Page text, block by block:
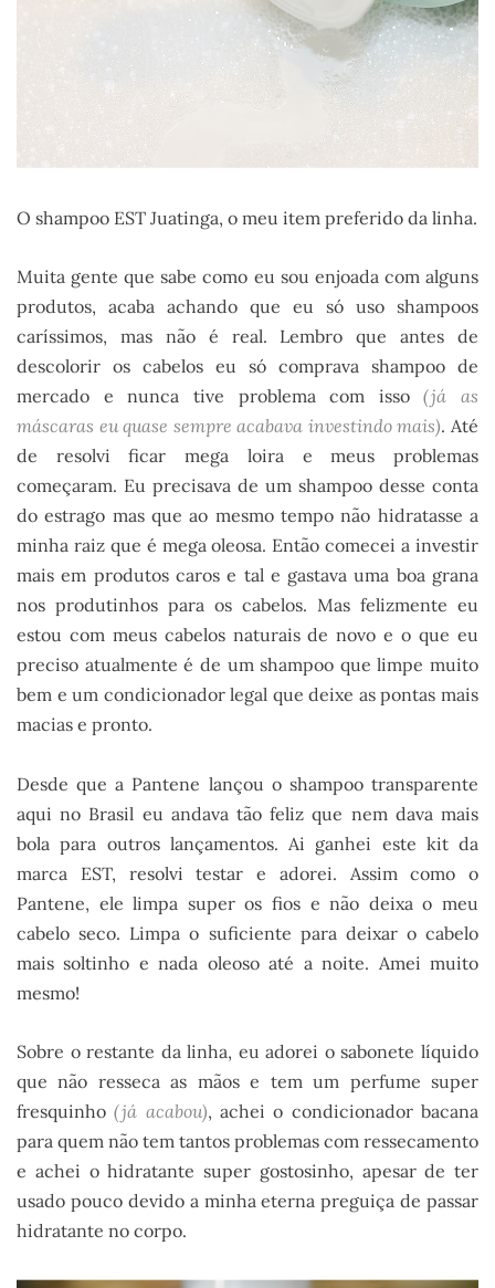
O shampoo EST Juatinga, o meu item preferido da linha.
Muita gente que sabe como eu sou enjoada com alguns
produtos, acaba achando que eu só uso shampoos
caríssimos, mas não é real. Lembro que antes de
descolorir os cabelos eu só comprava shampoo de
mercado e nunca tive problema com isso(já as
máscaras eu quase sempre acabava investindo mais). Até
de resolvi ficar mega loira e meus problemas
começaram. Eu precisava de um shampoo desse conta
do estrago mas que ao mesmo tempo não hidratasse a
minha raiz que é mega oleosa. Então comecei a investir
mais em produtos caros e tal e gastava uma boa grana
nos produtinhos para os cabelos. Mas felizmente eu
estou com meus cabelos naturais de novo e o que eu
preciso atualmente é de um shampoo que limpe muito
bem e um condicionador legal que deixe as pontas mais
macias e pronto.
Desde que a Pantene lançou o shampoo transparente
aqui no Brasil eu andava tão feliz que nem dava mais
bola para outros lançamentos. Ai ganhei este kit da
marca EST, resolvi testar e adorei. Assim como o
Pantene, ele limpa super os fios e não deixa o meu
cabelo seco. Limpa o suficiente para deixar o cabelo
mais soltinho e nada oleoso até a noite. Amei muito
mesmo!
Sobre o restante da linha, eu adorei o sabonete líquido
que não resseca as mãos e tem um perfume super
fresquinho(já acabou), achei o condicionador bacana
para quem não tem tantos problemas com ressecamento
e achei o hidratante super gostosinho, apesar de ter
usado pouco devido a minha eterna preguiça de passar
hidratante no corpo.